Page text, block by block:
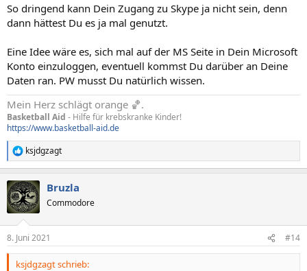
So dringend kann Dein Zugang zu Skype ja nicht sein, denn
dann hättest Du es ja mal genutzt.
Eine Idee wäre es, sich mal auf der MS Seite in Dein Microsoft
Konto einzuloggen, eventuell kommst Du darüber an Deine
Daten ran. PW musst Du natürlich wissen.
Mein Herz schlägt orange 🏀.
Basketball Aid - Hilfe für krebskranke Kinder!
https://www.basketball-aid.de
R
e
k
t
i
e
n
ksjdgzagt
Bruzla
Commodore
8. Juni 2021 #14
ksjdgzagt schrieb: